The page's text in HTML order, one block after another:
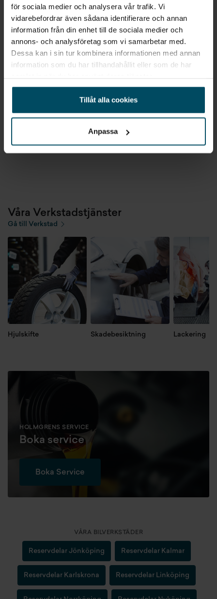
för sociala medier och analysera vår trafik. Vi
vidarebefordrar även sådana identifierare och annan
information från din enhet till de sociala medier och
annons- och analysföretag som vi samarbetar med.
Dessa kan i sin tur kombinera informationen med annan
information som du har tillhandahållit eller som de har
Tillåt alla cookies
Anpassa
Expertkompetens på våra egna varumärken
Garantier på orginaldelar
Holmgrens Bil erbjuder 7 dagars returrätt,se
returvillkor
VÄLJ STAD FÖR ATT SE KONTAKTUPPGIFTER
Våra Verkstadstjänster
Gå till Verkstad
Hjulskifte Skadebesiktning Lackering
HOLMGRENS SERVICE
Boka service
Boka Service
VÅRA BILVERKSTÄDER
Reservdelar Jönköping Reservdelar Kalmar
Reservdelar Karlskrona Reservdelar Linköping